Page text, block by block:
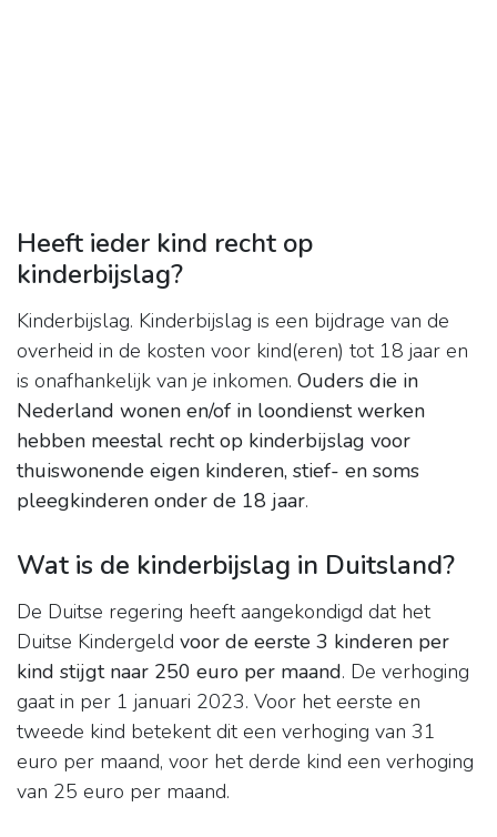
Heeft ieder kind recht op
kinderbijslag?
Kinderbijslag. Kinderbijslag is een bijdrage van de
overheid in de kosten voor kind(eren) tot 18 jaar en
is onafhankelijk van je inkomen. Ouders die in
Nederland wonen en/of in loondienst werken
hebben meestal recht op kinderbijslag voor
thuiswonende eigen kinderen, stief- en soms
pleegkinderen onder de 18 jaar.
Wat is de kinderbijslag in Duitsland?
De Duitse regering heeft aangekondigd dat het
Duitse Kindergeld voor de eerste 3 kinderen per
kind stijgt naar 250 euro per maand. De verhoging
gaat in per 1 januari 2023. Voor het eerste en
tweede kind betekent dit een verhoging van 31
euro per maand, voor het derde kind een verhoging
van 25 euro per maand.